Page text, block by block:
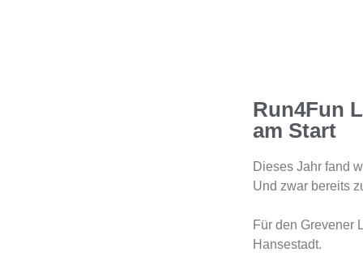
Run4Fun
am Start
Dieses Jahr fand
Und zwar bereits
Für den Grevener
Hansestadt.